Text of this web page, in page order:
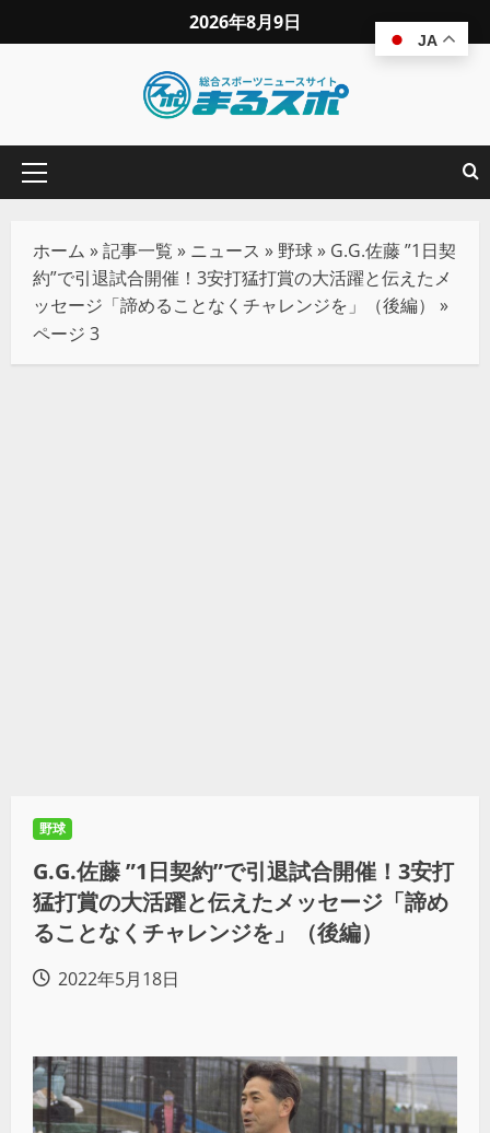
2026年8月9日
ホーム »記事一覧 » ニュース » 野球» G.G.佐藤 ”1日契
約”で引退試合開催！3安打猛打賞の大活躍と伝えたメ
ッセージ「諦めることなくチャレンジを」（後編）
»
ページ 3
野球
G.G.佐藤 ”1日契約”で引退試合開催！3安打
猛打賞の大活躍と伝えたメッセージ「諦め
ることなくチャレンジを」（後編）
2022年5月18日
JA